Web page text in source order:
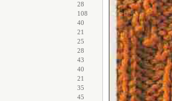
28
108
40
21
25
28
43
40
21
35
45